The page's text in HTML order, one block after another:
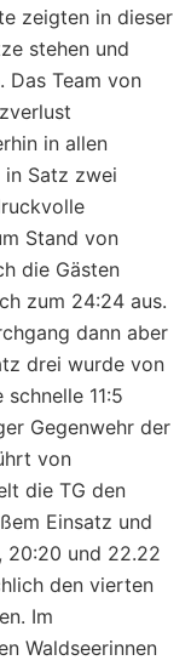
zeigten in dieser
stehen und
Team von
in allen
in Satz zwei
Stand von
die Gästen
zum 24:24 aus.
dann aber
drei wurde von
11:5
Gegenwehr der
von
die TG den
Einsatz und
20:20 und 22.22
den vierten
Im
Waldseerinnen